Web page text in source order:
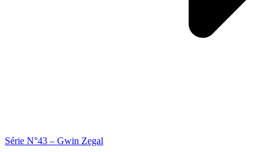
Série N°43 – Gwin Zegal